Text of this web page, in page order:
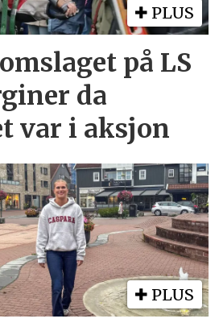
PLUS
på LS
da
var i aksjon
PLUS